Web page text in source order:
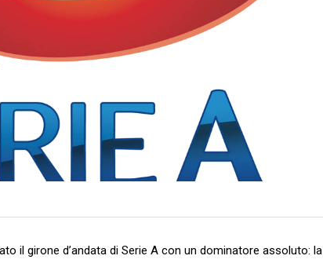
il girone d’andata di Serie A con un dominatore assoluto: la